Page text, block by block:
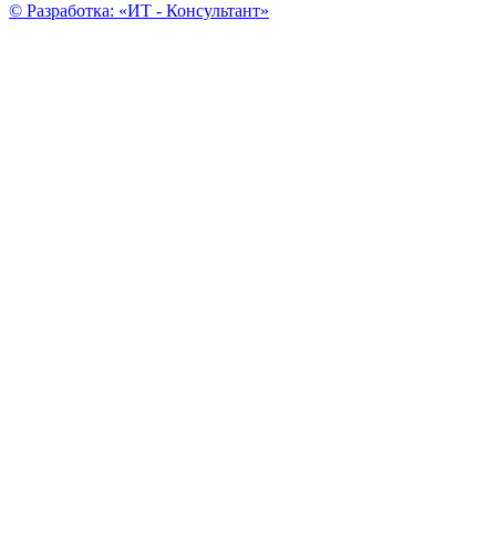
© Разработка: «ИТ - Консультант»